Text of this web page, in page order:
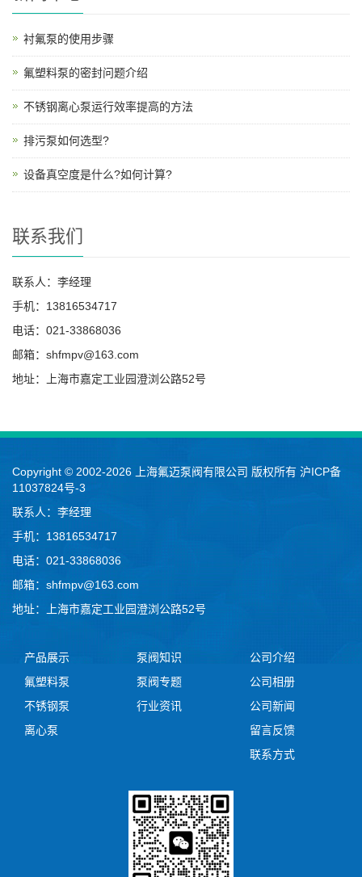
衬氟泵的使用步骤
氟塑料泵的密封问题介绍
不锈钢离心泵运行效率提高的方法
排污泵如何选型?
设备真空度是什么?如何计算?
联系我们
联系人：李经理
手机：13816534717
电话：021-33868036
邮箱：shfmpv@163.com
地址：上海市嘉定工业园澄浏公路52号
Copyright © 2002-2026 上海氟迈泵阀有限公司 版权所有 沪ICP备
11037824号-3
联系人：李经理
手机：13816534717
电话：021-33868036
邮箱：shfmpv@163.com
地址：上海市嘉定工业园澄浏公路52号
产品展示
氟塑料泵
不锈钢泵
离心泵
泵阀知识
泵阀专题
行业资讯
公司介绍
公司相册
公司新闻
留言反馈
联系方式